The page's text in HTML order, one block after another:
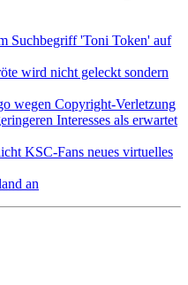
Suchbegriff 'Toni Token' auf
wird nicht geleckt sondern
wegen Copyright-Verletzung
Interesses als erwartet
KSC-Fans neues virtuelles
an